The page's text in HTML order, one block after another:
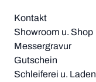
Kontakt
Showroom u. Shop
Messergravur
Gutschein
Schleiferei u. Laden